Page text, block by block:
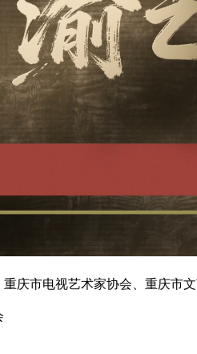
庆市电视艺术家协会、重庆市